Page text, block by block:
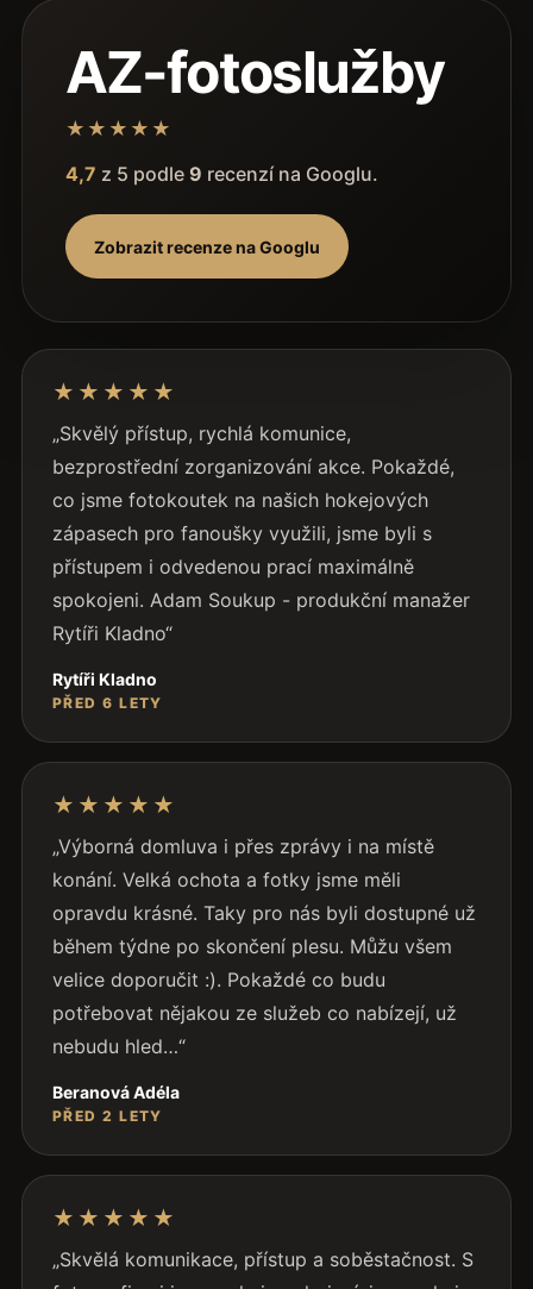
AZ-fotoslužby
★★★★★
4,7 z 5 podle 9 recenzí na Googlu.
Zobrazit recenze na Googlu
Recenze zákazníka Rytíři Kladno
★★★★★
„Skvělý přístup, rychlá komunice,
bezprostřední zorganizování akce. Pokaždé,
co jsme fotokoutek na našich hokejových
zápasech pro fanoušky využili, jsme byli s
přístupem i odvedenou prací maximálně
spokojeni. Adam Soukup - produkční manažer
Rytíři Kladno“
Rytíři Kladno
PŘED 6 LETY
Recenze zákazníka Beranová Adéla
★★★★★
„Výborná domluva i přes zprávy i na místě
konání. Velká ochota a fotky jsme měli
opravdu krásné. Taky pro nás byli dostupné už
během týdne po skončení plesu. Můžu všem
velice doporučit :). Pokaždé co budu
potřebovat nějakou ze služeb co nabízejí, už
nebudu hled…“
Beranová Adéla
PŘED 2 LETY
Recenze zákazníka Danilo Kažič
★★★★★
„Skvělá komunikace, přístup a soběstačnost. S